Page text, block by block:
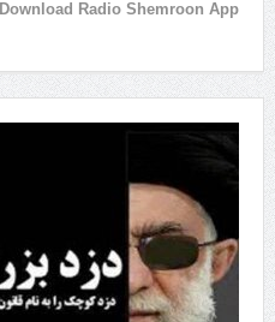
Download Radio Shemroon App